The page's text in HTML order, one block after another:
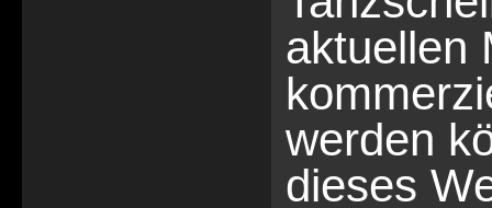
aktuellen
werden
dieses